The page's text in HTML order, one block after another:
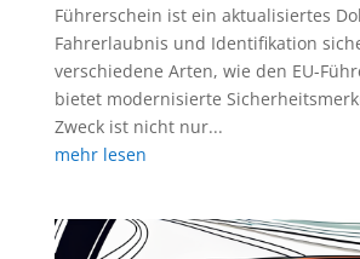
Führerschein ist ein aktualisiertes
Fahrerlaubnis und Identifikation
verschiedene Arten, wie den EU-
bietet modernisierte
Zweck ist nicht nur...
mehr lesen